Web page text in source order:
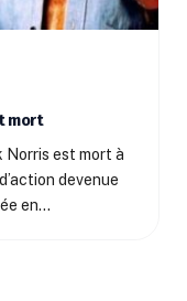
mort
Norris est mort à
devenue
en…